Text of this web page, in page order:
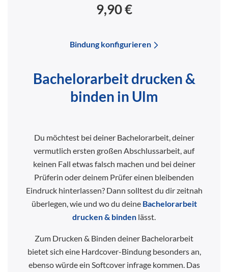
9,90 €
Bindung konfigurieren
Bachelorarbeit drucken &
binden in Ulm
Du möchtest bei deiner Bachelorarbeit, deiner
vermutlich ersten großen Abschlussarbeit, auf
keinen Fall etwas falsch machen und bei deiner
Prüferin oder deinem Prüfer einen bleibenden
Eindruck hinterlassen? Dann solltest du dir zeitnah
überlegen, wie und wo du deine Bachelorarbeit
drucken & binden lässt.
Zum Drucken & Binden deiner Bachelorarbeit
bietet sich eine Hardcover-Bindung besonders an,
ebenso würde ein Softcover infrage kommen. Das